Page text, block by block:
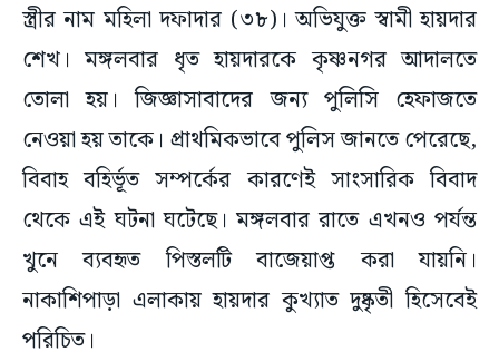
স্ত্রীর নাম মহিলা দফাদার (৩৮)। অভিযুক্ত স্বামী হায়দার
শেখ। মঙ্গলবার ধৃত হায়দারকে কৃষ্ণনগর আদালতে
তোলা হয়। জিজ্ঞাসাবাদের জন্য পুলিসি হেফাজতে
নেওয়া হয় তাকে। প্রাথমিকভাবে পুলিস জানতে পেরেছে,
বিবাহ বহির্ভূত সম্পর্কের কারণেই সাংসারিক বিবাদ
থেকে এই ঘটনা ঘটেছে।‌ মঙ্গলবার রাতে এখনও পর্যন্ত
খুনে ব্যবহৃত পিস্তলটি বাজেয়াপ্ত করা যায়নি।
নাকাশিপাড়া এলাকায় হায়দার কুখ্যাত দুষ্কৃতী হিসেবেই
পরিচিত।